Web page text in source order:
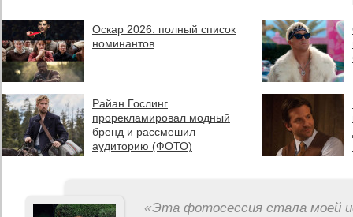
Оскар 2026: полный список
номинантов
Райан Гослинг
прорекламировал модный
бренд и рассмешил
аудиторию (ФОТО)
«Эта фотосессия стала моей